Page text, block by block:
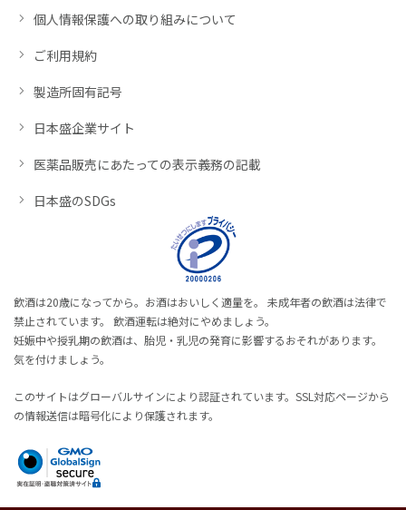
個人情報保護への取り組みについて
ご利用規約
製造所固有記号
日本盛企業サイト
医薬品販売にあたっての表示義務の記載
日本盛のSDGs
飲酒は20歳になってから。お酒はおいしく適量を。 未成年者の飲酒は法律で
禁止されています。 飲酒運転は絶対にやめましょう。
妊娠中や授乳期の飲酒は、胎児・乳児の発育に影響するおそれがあります。
気を付けましょう。
このサイトはグローバルサインにより認証されています。SSL対応ページから
の情報送信は暗号化により保護されます。